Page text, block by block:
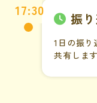
17:30
振
1日の振り
共有します